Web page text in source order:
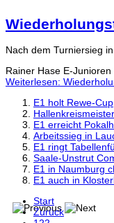
Nach dem Turniersieg
Rainer Hase E-Junioren
Weiterlesen:
E1 holt Rewe-Cup
E1 erreicht
Arbeitssieg in
E1 ringt
Saale-Unstrut
E1 in Naumburg
E1 auch in
Start
Zurück